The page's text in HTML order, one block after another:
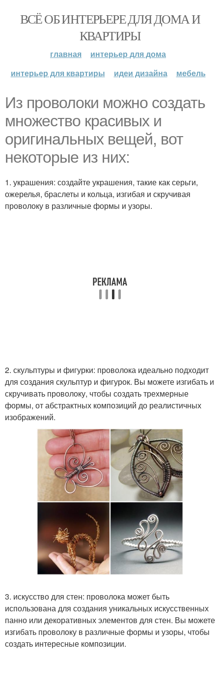
ВСЁ ОБ ИНТЕРЬЕРЕ ДЛЯ ДОМА И
КВАРТИРЫ
главная
интерьер для дома
интерьер для квартиры
идеи дизайна мебель
Из проволоки можно создать
множество красивых и
оригинальных вещей, вот
некоторые из них:
1. украшения: создайте украшения, такие как серьги,
ожерелья, браслеты и кольца, изгибая и скручивая
проволоку в различные формы и узоры.
2. скульптуры и фигурки: проволока идеально подходит
для создания скульптур и фигурок. Вы можете изгибать и
скручивать проволоку, чтобы создать трехмерные
формы, от абстрактных композиций до реалистичных
изображений.
3. искусство для стен: проволока может быть
использована для создания уникальных искусственных
панно или декоративных элементов для стен. Вы можете
изгибать проволоку в различные формы и узоры, чтобы
создать интересные композиции.